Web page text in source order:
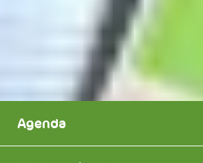
Agenda